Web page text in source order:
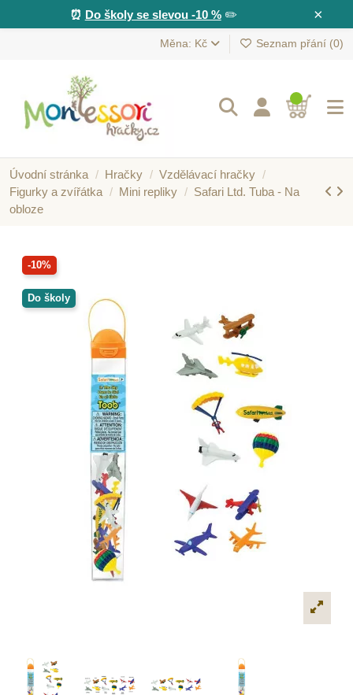
×
⏰ Do školy se slevou -10 %✏️
Měna: Kč Seznam přání (0)
Úvodní stránka Hračky
Vzdělávací hračky
Figurky a zvířátka
Mini repliky
Safari Ltd. Tuba - Na
obloze
-10%
Do školy